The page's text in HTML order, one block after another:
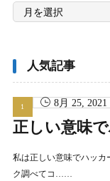
月
ア
ブ
人気記事
8月 25, 2021
正しい意味
私は正しい意味でハッカ
ク調べてコ……